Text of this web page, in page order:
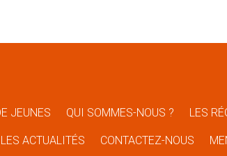
JEUNES QUI SOMMES-NOUS ? LES
LES ACTUALITÉS CONTACTEZ-NOUS